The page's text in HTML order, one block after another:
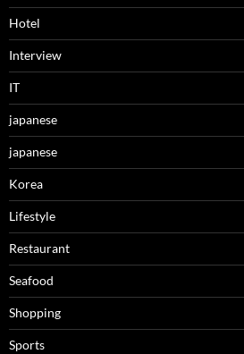
Hotel
Interview
IT
japanese
japanese
Korea
Lifestyle
Restaurant
Seafood
Shopping
Sports